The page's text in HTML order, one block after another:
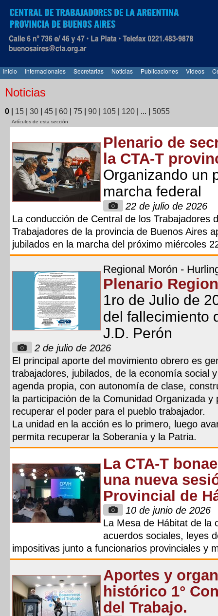
Inicio Internacionales Secretarias Noticias Publicaciones Videos
Noticias
0 15 30 45 60 75 90 105 120 ... 5055
Artículos de esta sección
Plenario de
la CTA-T
Organizando un
marcha federal
22 de julio de 2026
La conducción de Central de los Trabajadores
Trabajadores de la provincia de Buenos Aires
jubilados en la marcha del próximo miércoles
Regional Morón -
Plenario
1ro de Julio de
del fallecimiento
J.D. Perón
2 de julio de 2026
El principal aporte del movimiento obrero es
trabajadores, jubilados, de la economía social
agenda propia, con autonomía de clase,
la participación de la Comunidad Organizada
recuperar el poder para el pueblo trabajador.
La unidad en la acción es lo primero, luego
permita recuperar la Soberanía y la Patria.
La CTA-T
una nueva
Provincial de
10 de junio de 2026
La Mesa de Hábitat de la
acuerdos sociales, leyes
impositivas junto a funcionarios provinciales y
Aportes y
histórico 1°
del Trabajo.